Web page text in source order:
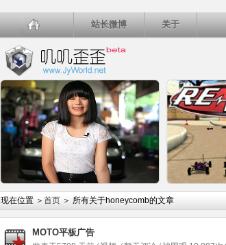
站长微博 关于
详细内容
现在位置 ＞ 首页 ＞ 所有关于honeycomb的文章
MOTO平板广告